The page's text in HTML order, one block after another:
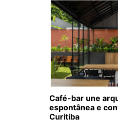
Café-bar une
espontânea e
Curitiba